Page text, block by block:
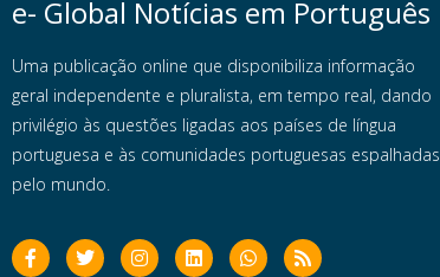
e- Global Notícias em Português
Uma publicação online que disponibiliza informação
geral independente e pluralista, em tempo real, dando
privilégio às questões ligadas aos países de língua
portuguesa e às comunidades portuguesas espalhadas
pelo mundo.